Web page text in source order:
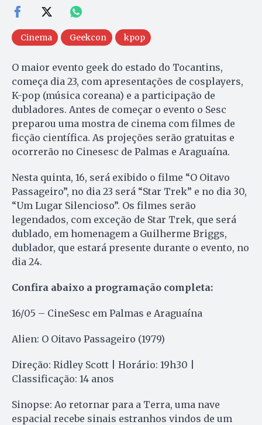
Cinema Geekcon kpop
O maior evento geek do estado do Tocantins,
começa dia 23, com apresentações de cosplayers,
K-pop (música coreana) e a participação de
dubladores. Antes de começar o evento o Sesc
preparou uma mostra de cinema com filmes de
ficção científica. As projeções serão gratuitas e
ocorrerão no Cinesesc de Palmas e Araguaína.
Nesta quinta, 16, será exibido o filme “O Oitavo
Passageiro”, no dia 23 será “Star Trek” e no dia 30,
“Um Lugar Silencioso”. Os filmes serão
legendados, com exceção de Star Trek, que será
dublado, em homenagem a Guilherme Briggs,
dublador, que estará presente durante o evento, no
dia 24.
Confira abaixo a programação completa:
16/05 – CineSesc em Palmas e Araguaína
Alien: O Oitavo Passageiro (1979)
Direção: Ridley Scott | Horário: 19h30 |
Classificação: 14 anos
Sinopse: Ao retornar para a Terra, uma nave
espacial recebe sinais estranhos vindos de um